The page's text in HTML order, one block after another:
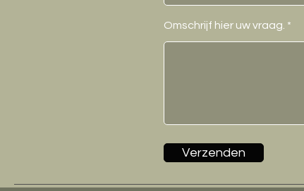
Omschrijf hier uw vraag.
Verzenden